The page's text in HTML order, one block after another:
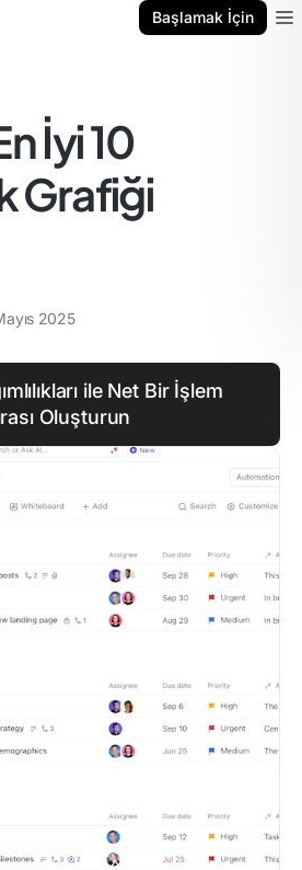
Başlamak İçin
İyi 10
Grafiği
2025
ile Net Bir İşlem
Oluşturun